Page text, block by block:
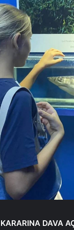
DAVA